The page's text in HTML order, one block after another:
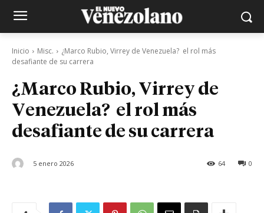
Inicio Misc.
¿Marco Rubio, Virrey de Venezuela? el rol más
desafiante de su carrera
¿Marco Rubio, Virrey de
Venezuela? el rol más
desafiante de su carrera
5 enero 2026 0
64